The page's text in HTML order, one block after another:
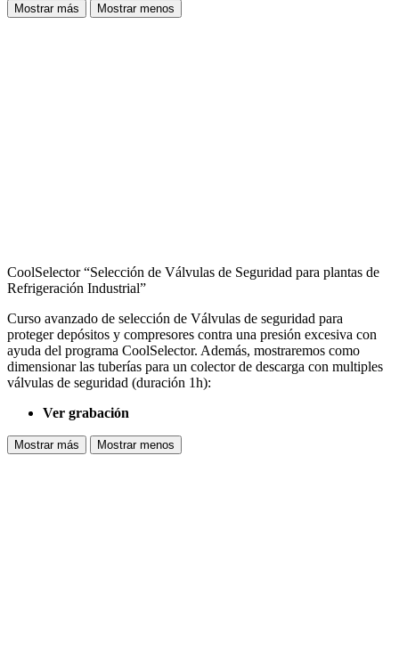
Mostrar más Mostrar menos
CoolSelector “Selección de Válvulas de Seguridad para plantas de
Refrigeración Industrial”
Curso avanzado de selección de Válvulas de seguridad para
proteger depósitos y compresores contra una presión excesiva con
ayuda del programa CoolSelector. Además, mostraremos como
dimensionar las tuberías para un colector de descarga con multiples
válvulas de seguridad (duración 1h):
Ver grabación
Mostrar más Mostrar menos